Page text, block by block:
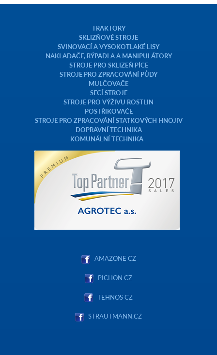
TRAKTORY
SKLIZŇOVÉ STROJE
SVINOVACÍ A VYSOKOTLAKÉ LISY
NAKLADAČE, RÝPADLA A MANIPULÁTORY
STROJE PRO SKLIZEŇ PÍCE
STROJE PRO ZPRACOVÁNÍ PŮDY
MULČOVAČE
SECÍ STROJE
STROJE PRO VÝŽIVU ROSTLIN
POSTŘIKOVAČE
STROJE PRO ZPRACOVÁNÍ STATKOVÝCH HNOJIV
DOPRAVNÍ TECHNIKA
KOMUNÁLNÍ TECHNIKA
AMAZONE CZ
PICHON CZ
TEHNOS CZ
STRAUTMANN.CZ